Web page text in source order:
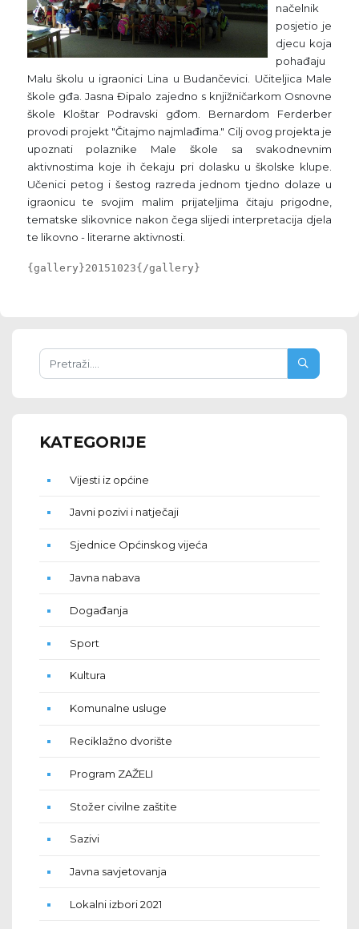
načelnik
posjetio je
djecu koja
pohađaju
Malu školu u igraonici Lina u Budančevici. Učiteljica Male
škole gđa. Jasna Đipalo zajedno s knjižničarkom Osnovne
škole Kloštar Podravski gđom. Bernardom Ferderber
provodi projekt "Čitajmo najmlađima." Cilj ovog projekta je
upoznati polaznike Male škole sa svakodnevnim
aktivnostima koje ih čekaju pri dolasku u školske klupe.
Učenici petog i šestog razreda jednom tjedno dolaze u
igraonicu te svojim malim prijateljima čitaju prigodne,
tematske slikovnice nakon čega slijedi interpretacija djela
te likovno - literarne aktivnosti.
{gallery}20151023{/gallery}
KATEGORIJE
Vijesti iz općine
Javni pozivi i natječaji
Sjednice Općinskog vijeća
Javna nabava
Događanja
Sport
Kultura
Komunalne usluge
Reciklažno dvorište
Program ZAŽELI
Stožer civilne zaštite
Sazivi
Javna savjetovanja
Lokalni izbori 2021